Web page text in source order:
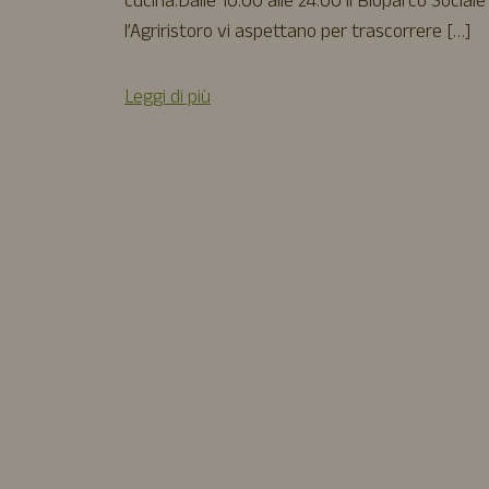
l’Agriristoro vi aspettano per trascorrere […]
Leggi di più